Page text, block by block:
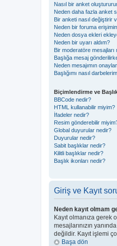
Nasıl bir anket
Neden daha fazla anket
Bir anketi nasıl değiştirir
Neden bir foruma
Neden dosya ekleri
Neden bir uyarı aldım?
Bir moderatöre mesajları
Başlığa mesaj
Neden mesajımın
Başlığımı nasıl
Biçimlendirme ve
BBCode nedir?
HTML kullanabilir miyim?
İfadeler nedir?
Resim gönderebilir
Global duyurular nedir?
Duyurular nedir?
Sabit başlıklar nedir?
Kilitli başlıklar nedir?
Başlık ikonları nedir?
Giriş ve Kayıt
Neden kayıt olmam
Kayıt olmanıza gerek
mesajlarınızın
değildir. Kayıt işlemi
Başa dön